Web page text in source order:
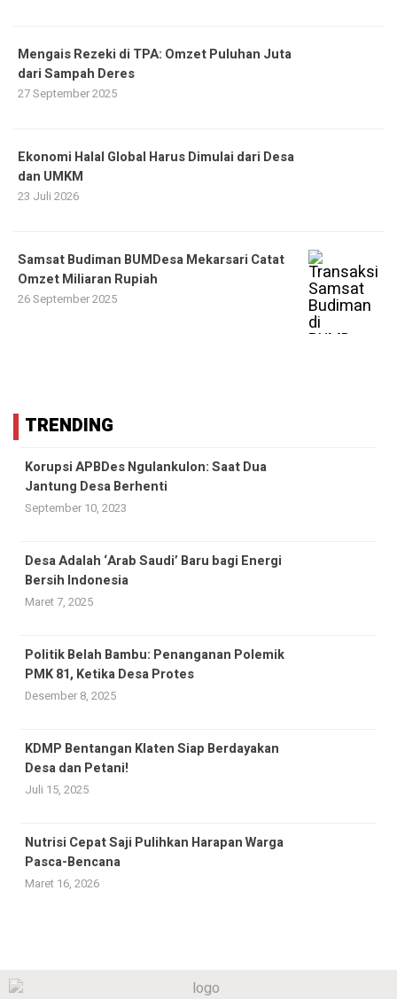
Mengais Rezeki di TPA: Omzet Puluhan Juta
dari Sampah Deres
27 September 2025
Ekonomi Halal Global Harus Dimulai dari Desa
dan UMKM
23 Juli 2026
Samsat Budiman BUMDesa Mekarsari Catat
Omzet Miliaran Rupiah
26 September 2025
TRENDING
Korupsi APBDes Ngulankulon: Saat Dua
Jantung Desa Berhenti
September 10, 2023
Desa Adalah ‘Arab Saudi’ Baru bagi Energi
Bersih Indonesia
Maret 7, 2025
Politik Belah Bambu: Penanganan Polemik
PMK 81, Ketika Desa Protes
Desember 8, 2025
KDMP Bentangan Klaten Siap Berdayakan
Desa dan Petani!
Juli 15, 2025
Nutrisi Cepat Saji Pulihkan Harapan Warga
Pasca-Bencana
Maret 16, 2026